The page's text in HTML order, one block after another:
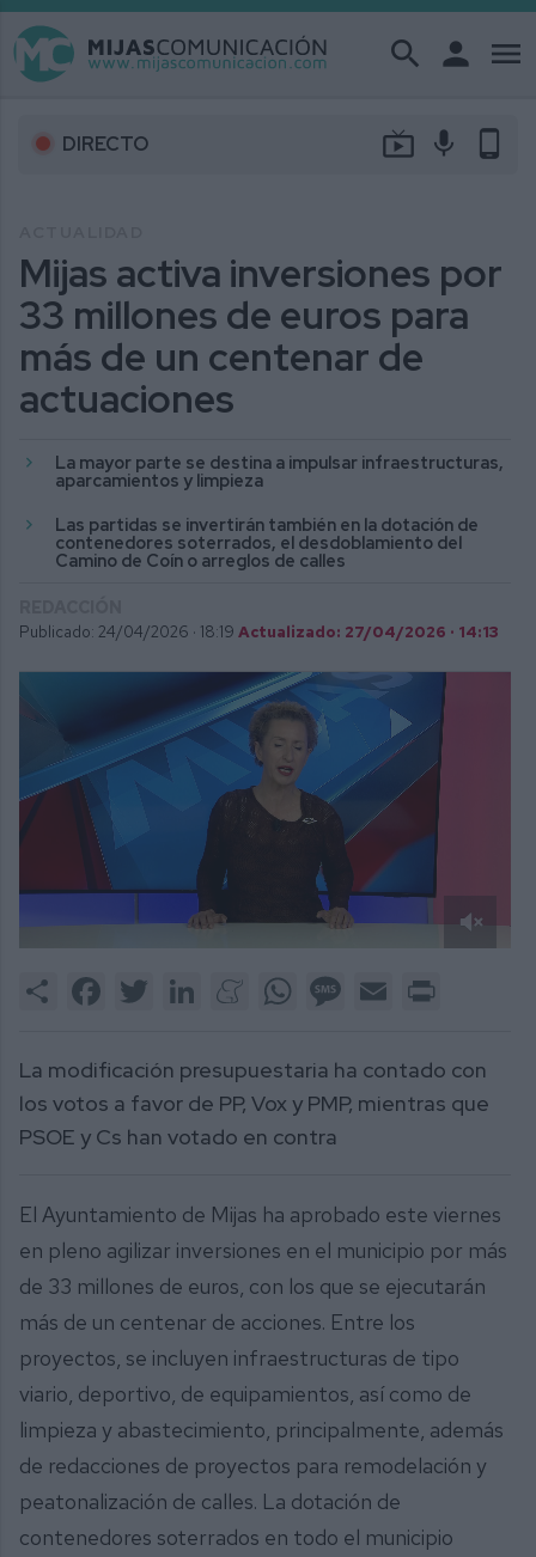
search person menu
DIRECTO live_tv mic phone_android
Mijas activa inversiones por
33 millones de euros para
más de un centenar de
actuaciones
La mayor parte se destina a impulsar infraestructuras,
aparcamientos y limpieza
Las partidas se invertirán también en la dotación de
contenedores soterrados, el desdoblamiento del
Camino de Coín o arreglos de calles
Publicado: 24/04/2026 · 18:19 Actualizado: 27/04/2026 · 14:13
3
Share FacebookTwitter LinkedInMeneameWhatsAppMessage
Email
La modificación presupuestaria ha contado con
los votos a favor de PP, Vox y PMP, mientras que
PSOE y Cs han votado en contra
El Ayuntamiento de Mijas ha aprobado este viernes
en pleno agilizar inversiones en el municipio por más
de 33 millones de euros, con los que se ejecutarán
más de un centenar de acciones. Entre los
proyectos, se incluyen infraestructuras de tipo
viario, deportivo, de equipamientos, así como de
limpieza y abastecimiento, principalmente, además
de redacciones de proyectos para remodelación y
peatonalización de calles. La dotación de
contenedores soterrados en todo el municipio